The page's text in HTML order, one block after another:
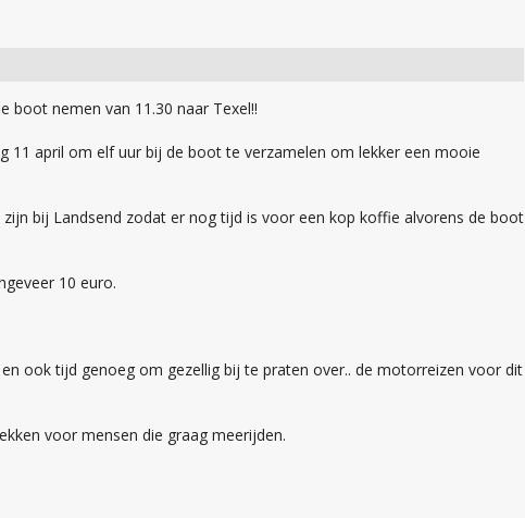
boot nemen van 11.30 naar Texel!!
11 april om elf uur bij de boot te verzamelen om lekker een mooie
bij Landsend zodat er nog tijd is voor een kop koffie alvorens de boot
10 euro.
ook tijd genoeg om gezellig bij te praten over.. de motorreizen voor dit
voor mensen die graag meerijden.